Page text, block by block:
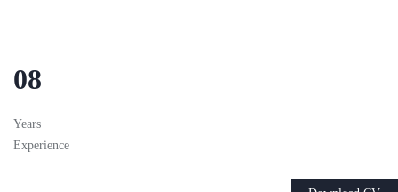
08
Years
Experience